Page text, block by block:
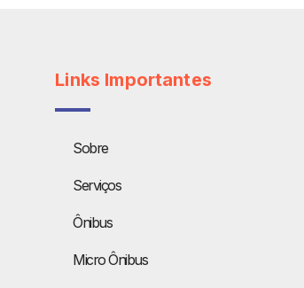
Links Importantes
Sobre
Serviços
Ônibus
Micro Ônibus